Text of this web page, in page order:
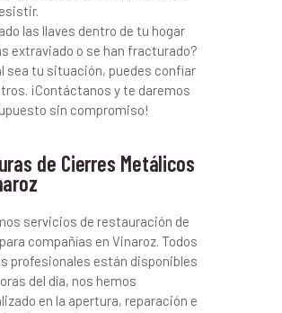
las llaves dentro de tu hogar
extraviado o se han fracturado?
sea tu situación, puedes confiar
¡Contáctanos y te daremos
sin compromiso!
de Cierres Metálicos
servicios de restauración de
compañías en Vinaroz. Todos
profesionales están disponibles
del día, nos hemos
en la apertura, reparación e